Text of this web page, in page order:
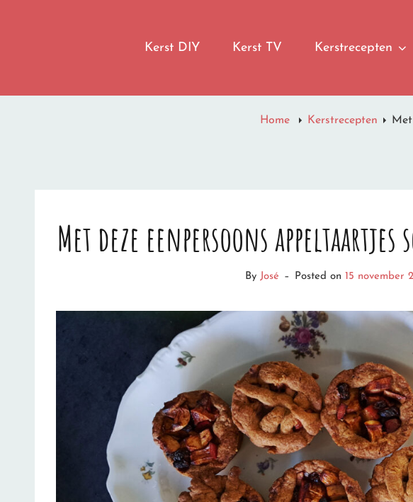
LET IT SNOWKerst DIY Kerst TV Kerstrecepten
Home Kerstrecepten
Met deze eenpersoons
ByJosé – Posted on 15 november